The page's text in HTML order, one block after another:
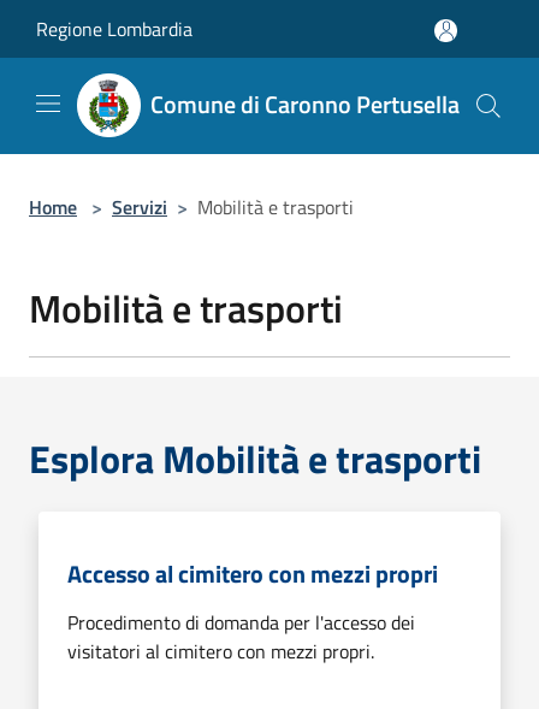
Regione Lombardia
Comune di Caronno Pertusella
Home > Servizi > Mobilità e trasporti
Mobilità e trasporti
Esplora Mobilità e trasporti
Accesso al cimitero con mezzi propri
Procedimento di domanda per l'accesso dei
visitatori al cimitero con mezzi propri.